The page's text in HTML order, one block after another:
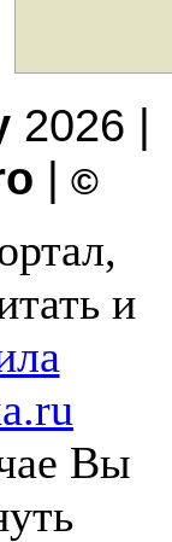
2026 |
| ©
и
Вы